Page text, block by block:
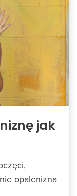
jak
opalenizna